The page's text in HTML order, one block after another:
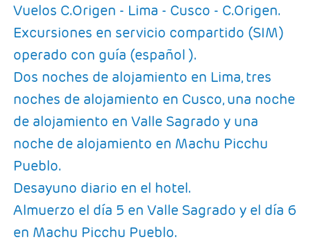
Vuelos C.Origen - Lima - Cusco - C.Origen.
Excursiones en servicio compartido (SIM)
operado con guía (español ).
Dos noches de alojamiento en Lima, tres
noches de alojamiento en Cusco, una noche
de alojamiento en Valle Sagrado y una
noche de alojamiento en Machu Picchu
Pueblo.
Desayuno diario en el hotel.
Almuerzo el día 5 en Valle Sagrado y el día 6
en Machu Picchu Pueblo.